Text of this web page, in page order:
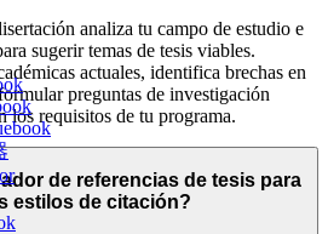
analiza tu campo de estudio e
sugerir temas de tesis viables.
actuales, identifica brechas en
preguntas de investigación
los requisitos de tu programa.
de referencias de tesis para
estilos de citación?